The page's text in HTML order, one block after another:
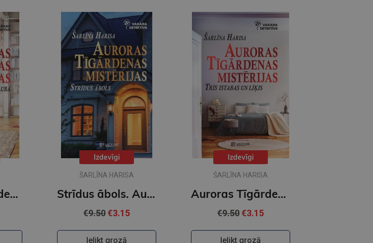
Auroras Tīgārdenas mistērijas. Slepkavība lasītāju klubā. Vakara detektīvs
Izdevīgi
ŠARLĪNA HARISA
Strīdus ābols. Auroras Tīgārdenas mistērijas
€9.50€3.15
Ielikt grozā
Izdevīgi
ŠARLĪNA HARISA
Auroras Tīgārdenas mistērijas. Trīs istabas un līķis
€9.50€3.15
Ielikt grozā